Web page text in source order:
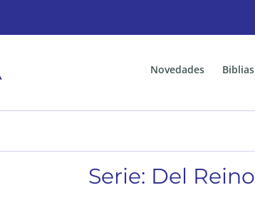
Novedades Biblias
Serie: Del Reino